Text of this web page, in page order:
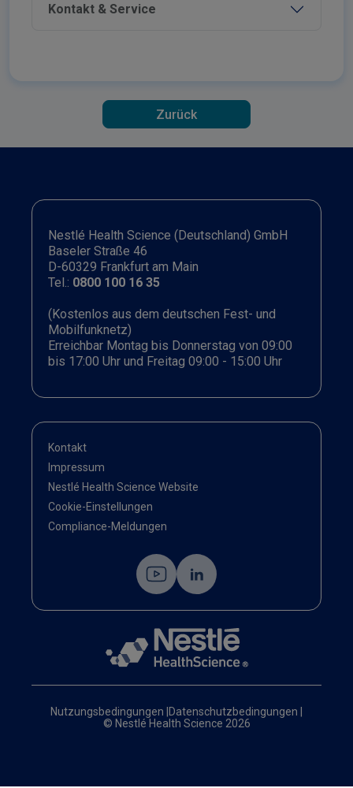
Kontakt & Service
Zurück
Nestlé Health Science (Deutschland) GmbH
Baseler Straße 46
D-60329 Frankfurt am Main
Tel.: 0800 100 16 35
(Kostenlos aus dem deutschen Fest- und
Mobilfunknetz)
Erreichbar Montag bis Donnerstag von 09:00
bis 17:00 Uhr und Freitag 09:00 - 15:00 Uhr
Kontakt
Impressum
Nestlé Health Science Website
Cookie-Einstellungen
Compliance-Meldungen
Nutzungsbedingungen Datenschutzbedingungen
© Nestlé Health Science 2026